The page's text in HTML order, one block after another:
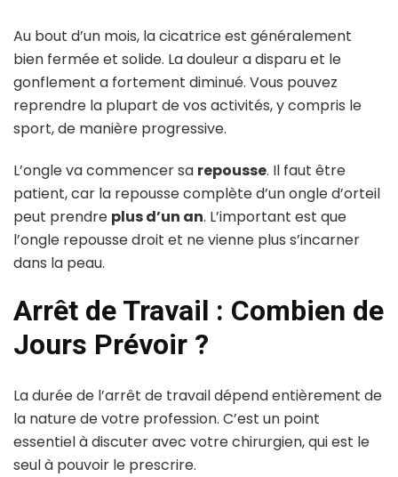
Au bout d’un mois, la cicatrice est généralement
bien fermée et solide. La douleur a disparu et le
gonflement a fortement diminué. Vous pouvez
reprendre la plupart de vos activités, y compris le
sport, de manière progressive.
L’ongle va commencer sa repousse. Il faut être
patient, car la repousse complète d’un ongle d’orteil
peut prendre plus d’un an. L’important est que
l’ongle repousse droit et ne vienne plus s’incarner
dans la peau.
Arrêt de Travail : Combien de
Jours Prévoir ?
La durée de l’arrêt de travail dépend entièrement de
la nature de votre profession. C’est un point
essentiel à discuter avec votre chirurgien, qui est le
seul à pouvoir le prescrire.